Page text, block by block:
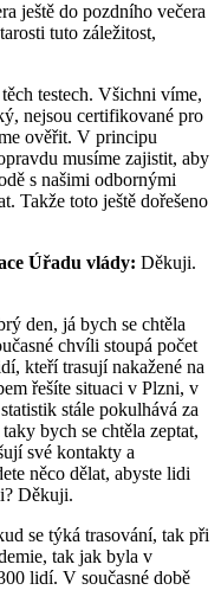
ještě do pozdního večera
tuto záležitost,
testech. Všichni víme,
nejsou certifikované pro
ověřit. V principu
musíme zajistit, aby
s našimi odbornými
Takže toto ještě dořešeno
Úřadu vlády: Děkuji.
den, já bych se chtěla
chvíli stoupá počet
kteří trasují nakažené na
řešíte situaci v Plzni, v
stále pokulhává za
bych se chtěla zeptat,
své kontakty a
něco dělat, abyste lidi
Děkuji.
se týká trasování, tak při
tak jak byla v
lidí. V současné době